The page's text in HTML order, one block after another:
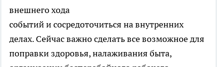
внешнего хода
событий и сосредоточиться на внутренних
делах. Сейчас важно сделать все возможное для
поправки здоровья, налаживания быта,